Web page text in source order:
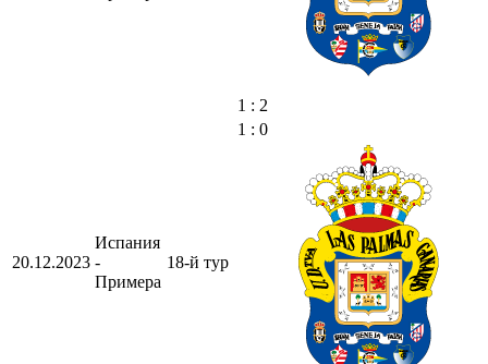
1 : 2
20.12.2023
Испания
-
Примера
18-й тур
1 : 0